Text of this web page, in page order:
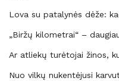
Lova su patalynės dėže:
„Biržų kilometrai“ –
Ar atliekų turėtojai žinos,
Nuo vilkų nukentėjusi